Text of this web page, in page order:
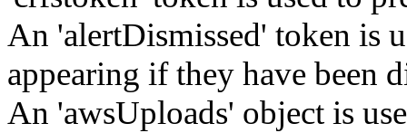
An 'alertDismissed' token is
appearing if they have been
An 'awsUploads' object is